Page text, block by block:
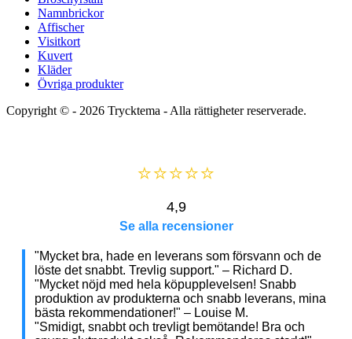
Namnbrickor
Affischer
Visitkort
Kuvert
Kläder
Övriga produkter
Copyright © - 2026 Trycktema - Alla rättigheter reserverade.
⭐⭐⭐⭐⭐
4,9
Se alla recensioner
"Mycket bra, hade en leverans som försvann och de
löste det snabbt. Trevlig support." – Richard D.
"Mycket nöjd med hela köpupplevelsen! Snabb
produktion av produkterna och snabb leverans, mina
bästa rekommendationer!" – Louise M.
"Smidigt, snabbt och trevligt bemötande! Bra och